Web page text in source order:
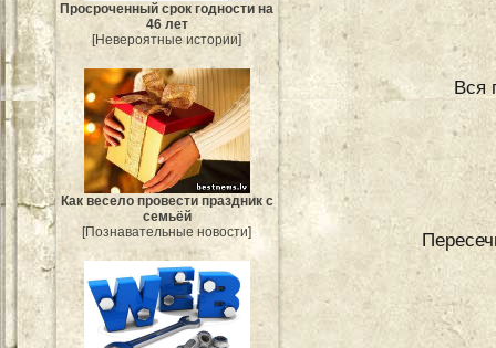
Просроченный срок годности на
46 лет
[Невероятные истории]
Как весело провести праздник с
семьёй
[Познавательные новости]
Вся